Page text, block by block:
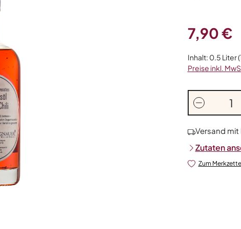
Regulärer
7,90 €
Inhalt: 0.5 Liter
Preise inkl.
Produkt
Versand mit
Zutaten
Zum